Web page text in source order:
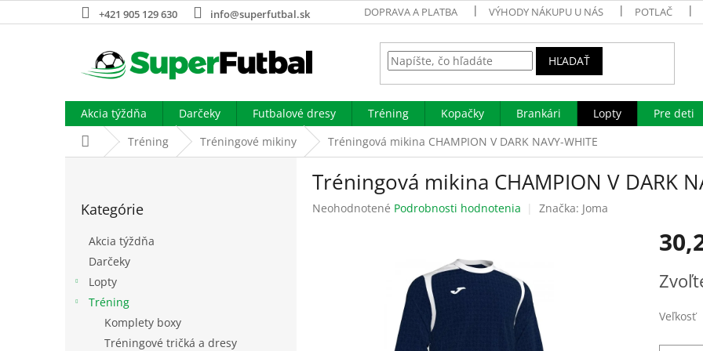
na
+421 905 129 630 info@superfutbal.sk DOPRAVA A PLATBA VÝHODY NÁKUPU U NÁS POTLAČ
HĽADAŤ
Akcia týždňa Darčeky Futbalové dresy Tréning Kopačky Brankári Lopty Pre deti
DomovTréning Tréningové mikiny Tréningová mikina CHAMPION V DARK NAVY-WHITE
kategórie
Kategórie
Akcia týždňa
Darčeky
Lopty
Tréning
Komplety boxy
Tréningové tričká a dresy
Tréningová mikina CHAMPION V DARK
Priemerné
Neohodnotené Podrobnosti hodnotenia Značka: Joma
cena:
Veľkosť